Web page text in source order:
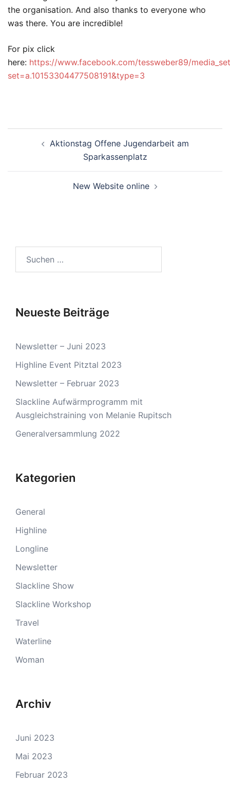
the organisation. And also thanks to everyone who
was there. You are incredible!
For pix click
here: https://www.facebook.com/tessweber89/
set=a.10153304477508191&type=3
Aktionstag Offene Jugendarbeit am
Sparkassenplatz
New Website online
nach:
Neueste Beiträge
Newsletter – Juni 2023
Highline Event Pitztal 2023
Newsletter – Februar 2023
Slackline Aufwärmprogramm mit
Ausgleichstraining von Melanie Rupitsch
Generalversammlung 2022
Kategorien
General
Highline
Longline
Newsletter
Slackline Show
Slackline Workshop
Travel
Waterline
Woman
Archiv
Juni 2023
Mai 2023
Februar 2023